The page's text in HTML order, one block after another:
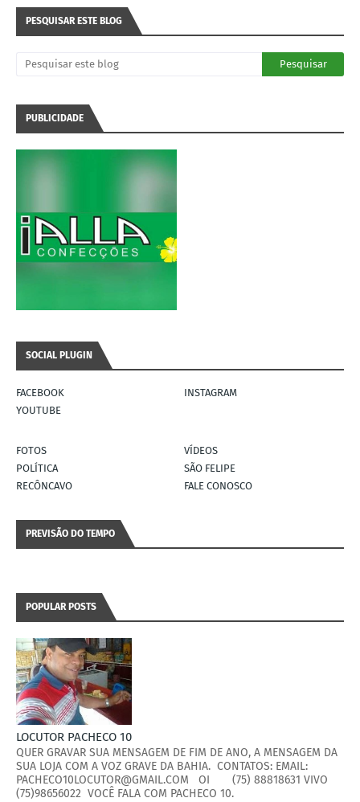
PESQUISAR ESTE BLOG
PUBLICIDADE
SOCIAL PLUGIN
FACEBOOK
INSTAGRAM
YOUTUBE
FOTOS
VÍDEOS
POLÍTICA
SÃO FELIPE
RECÔNCAVO
FALE CONOSCO
PREVISÃO DO TEMPO
POPULAR POSTS
LOCUTOR PACHECO 10
QUER GRAVAR SUA MENSAGEM DE FIM DE ANO, A MENSAGEM DA
SUA LOJA COM A VOZ GRAVE DA BAHIA. CONTATOS: EMAIL:
PACHECO10LOCUTOR@GMAIL.COM OI (75) 88818631 VIVO
(75)98656022 VOCÊ FALA COM PACHECO 10.